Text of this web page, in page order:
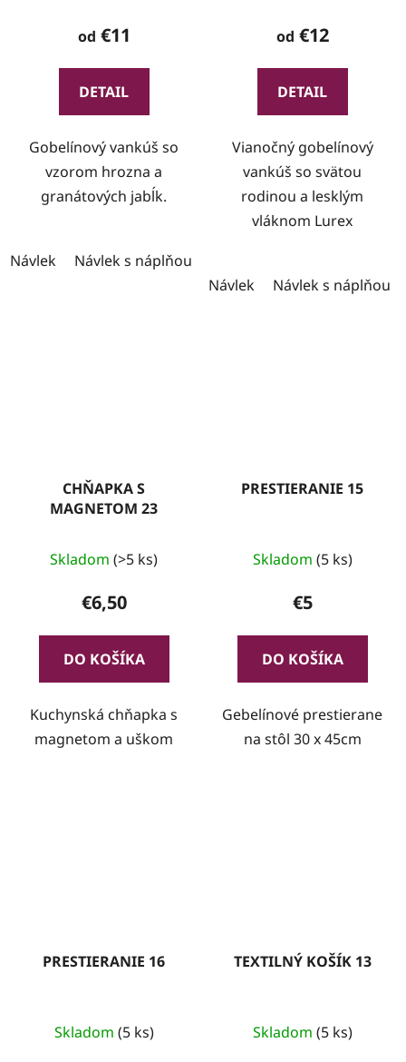
od €11
DETAIL
Gobelínový vankúš so
vzorom hrozna a
granátových jabĺk.
Návlek Návlek s náplňou
od €12
DETAIL
Vianočný gobelínový
vankúš so svätou
rodinou a lesklým
vláknom Lurex
Návlek Návlek s náplňou
CHŇAPKA S
MAGNETOM 23
Skladom (>5 ks)
€6,50
DO KOŠÍKA
Kuchynská chňapka s
magnetom a uškom
PRESTIERANIE 15
Skladom (5 ks)
€5
DO KOŠÍKA
Gebelínové prestierane
na stôl 30 x 45cm
PRESTIERANIE 16
Skladom (5 ks)
TEXTILNÝ KOŠÍK 13
Skladom (5 ks)